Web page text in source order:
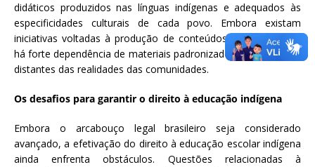
didáticos produzidos nas línguas indígenas e adequados às
especificidades culturais de cada povo. Embora existam
iniciativas voltadas à produção de conteúdos próprios, ainda
há forte dependência de materiais padronizados, muitas vezes
distantes das realidades das comunidades.
Os desafios para garantir o direito à educação indígena
Embora o arcabouço legal brasileiro seja considerado
avançado, a efetivação do direito à educação escolar indígena
ainda enfrenta obstáculos. Questões relacionadas à